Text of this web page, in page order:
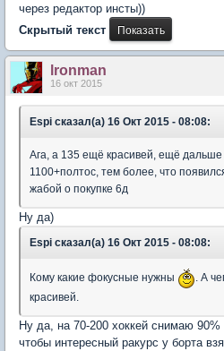
через редактор инсты))
Скрытый текст
lronman
16 окт 2015
Espi сказал(а) 16 Окт 2015 - 08:08:
Ага, а 135 ещё красивей, ещё
1100+полтос, тем более, что
жабой о покупке 6д
Ну да)
Espi сказал(а) 16 Окт 2015 - 08:08:
Кому какие фокусные нужны
. А
красивей.
Ну да, на 70-200 хоккей снимаю
чтобы интересный ракурс у борта